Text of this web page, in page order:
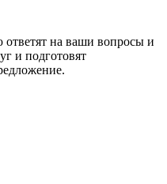
на ваши вопросы и
и подготовят